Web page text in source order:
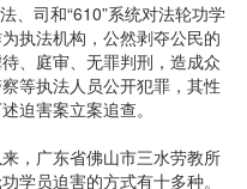
、司和“610”系统对法轮功学
执法机构，公然剥夺公民的
、庭审、无罪判刑，造成众
等执法人员公开犯罪，其性
迫害案立案追查。
，广东省佛山市三水劳教所
学员迫害的方式有十多种。